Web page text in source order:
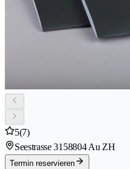
5(7)
Seestrasse 3158804 Au ZH
Termin reservieren